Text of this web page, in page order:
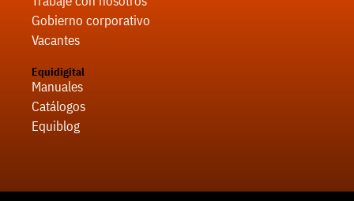
Gobierno corporativo
Vacantes
Equidigital
Manuales
Catálogos
Equiblog